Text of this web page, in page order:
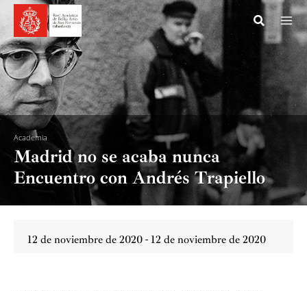
contenido
Academia
Madrid no se acaba nunca
Encuentro con Andrés Trapiello
12 de noviembre de 2020 - 12 de noviembre de 2020